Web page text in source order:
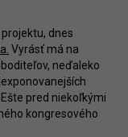
dnes
Vyrásť má na
neďaleko
pred niekoľkými
kongresového